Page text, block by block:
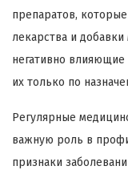
препаратов,
лекарства и
негативно влияющие
их только по
Регулярные
важную роль в
признаки